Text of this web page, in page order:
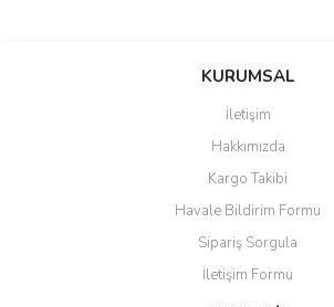
Bu ürüne ilk yorumu siz yapın!
güzel paketlenmiş ama yanında
ile 24 izlenmektedir diye küçük
bir tabela olsa daha hoş
KURUMSAL
İletişim
Hakkımızda
Kargo Takibi
Havale Bildirim Formu
Sipariş Sorgula
İletişim Formu